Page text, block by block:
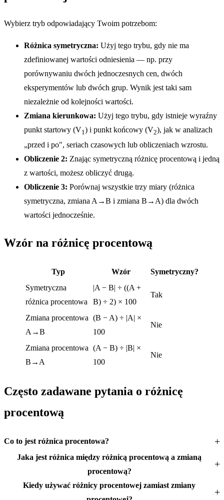
Wybierz tryb odpowiadający Twoim potrzebom:
Różnica symetryczna: Użyj tego trybu, gdy nie ma
zdefiniowanej wartości odniesienia — np. przy
porównywaniu dwóch jednoczesnych cen, dwóch
eksperymentów lub dwóch grup. Wynik jest taki sam
niezależnie od kolejności wartości.
Zmiana kierunkowa: Użyj tego trybu, gdy istnieje wyraźny
punkt startowy (V1 ) i punkt końcowy (V2), jak w analizach
„przed i po", seriach czasowych lub obliczeniach wzrostu.
Obliczenie 2: Znając symetryczną różnicę procentową i jedną
z wartości, możesz obliczyć drugą.
Obliczenie 3: Porównaj wszystkie trzy miary (różnica
symetryczna, zmiana A→B i zmiana B→A) dla dwóch
wartości jednocześnie.
Wzór na różnicę procentową
Typ Wzór
Symetryczny?
Symetryczna
różnica procentowa
|A − B| ÷ ((A +
B) ÷ 2) × 100
Tak
Zmiana procentowa
A→B
(B − A) ÷ |A| ×
100
Nie
Zmiana procentowa
B→A
(A − B) ÷ |B| ×
100
Nie
Często zadawane pytania o różnicę
procentową
Co to jest różnica procentowa?
Jaka jest różnica między różnicą procentową a zmianą
procentową?
Kiedy używać różnicy procentowej zamiast zmiany